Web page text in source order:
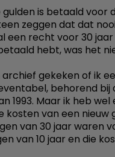
gulden is betaald voor
zeggen dat dat
een recht voor 30
hebt, was het
archief gekeken of ik
behorend bij
1993. Maar ik heb
kosten van een nieuw
van 30 jaar waren
van 10 jaar en die